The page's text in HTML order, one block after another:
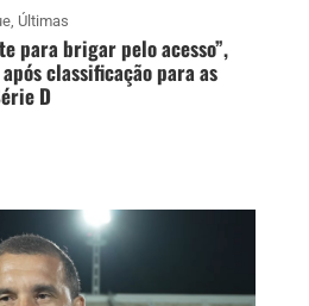
, Últimas
para brigar pelo acesso”,
classificação para as
D